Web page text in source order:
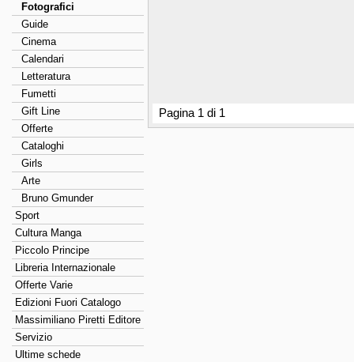
Pagina 1 di 1
Fotografici
Guide
Cinema
Calendari
Letteratura
Fumetti
Gift Line
Offerte
Cataloghi
Girls
Arte
Bruno Gmunder
Sport
Cultura Manga
Piccolo Principe
Libreria Internazionale
Offerte Varie
Edizioni Fuori Catalogo
Massimiliano Piretti Editore
Servizio
Ultime schede